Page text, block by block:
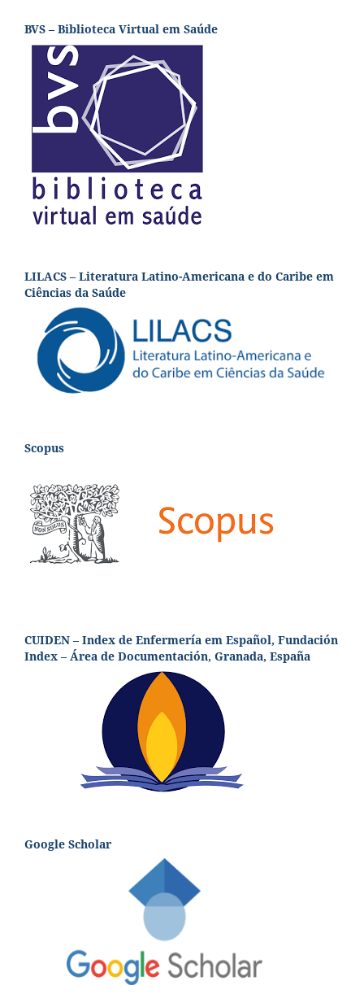
BVS – Biblioteca Virtual em Saúde
LILACS – Literatura Latino-Americana e do Caribe em
Ciências da Saúde
Scopus
CUIDEN – Index de Enfermería em Español, Fundación
Index – Área de Documentación, Granada, España
Google Scholar